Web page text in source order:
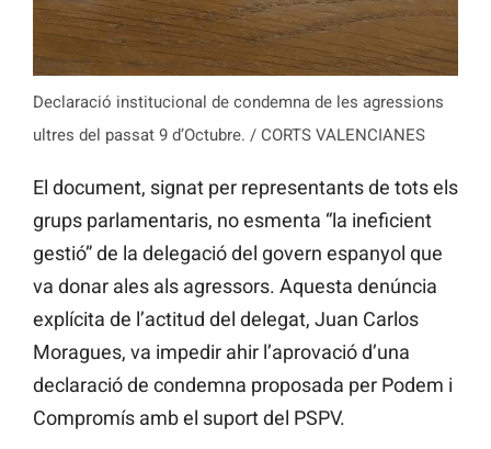
Declaració institucional de condemna de les agressions
ultres del passat 9 d’Octubre. / CORTS VALENCIANES
El document, signat per representants de tots els
grups parlamentaris, no esmenta “la ineficient
gestió” de la delegació del govern espanyol que
va donar ales als agressors. Aquesta denúncia
explícita de l’actitud del delegat, Juan Carlos
Moragues, va impedir ahir l’aprovació d’una
declaració de condemna proposada per Podem i
Compromís amb el suport del PSPV.